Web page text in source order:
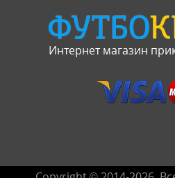
Интернет магазин